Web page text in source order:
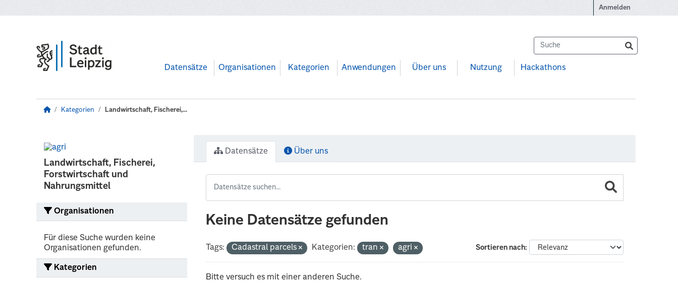
Anmelden
Datensätze Organisationen Kategorien Anwendungen Über uns Nutzung Hackathons
Kategorien Landwirtschaft, Fischerei,...
Landwirtschaft, Fischerei,
Forstwirtschaft und
Nahrungsmittel
Organisationen
Für diese Suche wurden keine
Organisationen gefunden.
Kategorien
Datensätze Über uns
Keine Datensätze gefunden
Sortieren nach
Tags: Cadastral parcels Kategorien: tran agri
Bitte versuch es mit einer anderen Suche.